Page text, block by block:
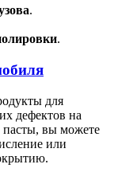
.
.
для
дефектов на
вы можете
или